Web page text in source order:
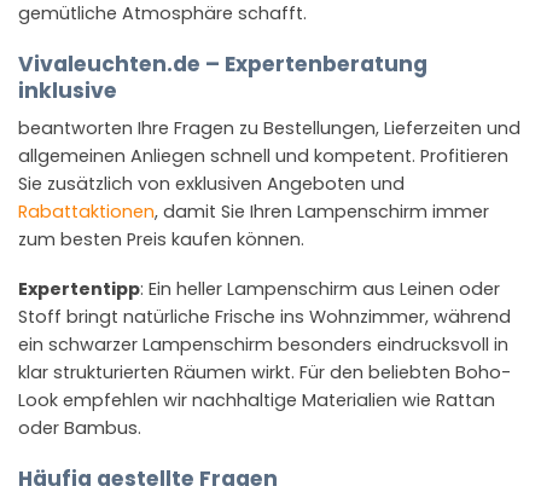
gemütliche Atmosphäre schafft.
Vivaleuchten.de – Expertenberatung
inklusive
beantworten Ihre Fragen zu Bestellungen, Lieferzeiten und
allgemeinen Anliegen schnell und kompetent. Profitieren
Sie zusätzlich von exklusiven Angeboten und
Rabattaktionen, damit Sie Ihren Lampenschirm immer
zum besten Preis kaufen können.
Expertentipp: Ein heller Lampenschirm aus Leinen oder
Stoff bringt natürliche Frische ins Wohnzimmer, während
ein schwarzer Lampenschirm besonders eindrucksvoll in
klar strukturierten Räumen wirkt. Für den beliebten Boho-
Look empfehlen wir nachhaltige Materialien wie Rattan
oder Bambus.
Häufig gestellte Fragen